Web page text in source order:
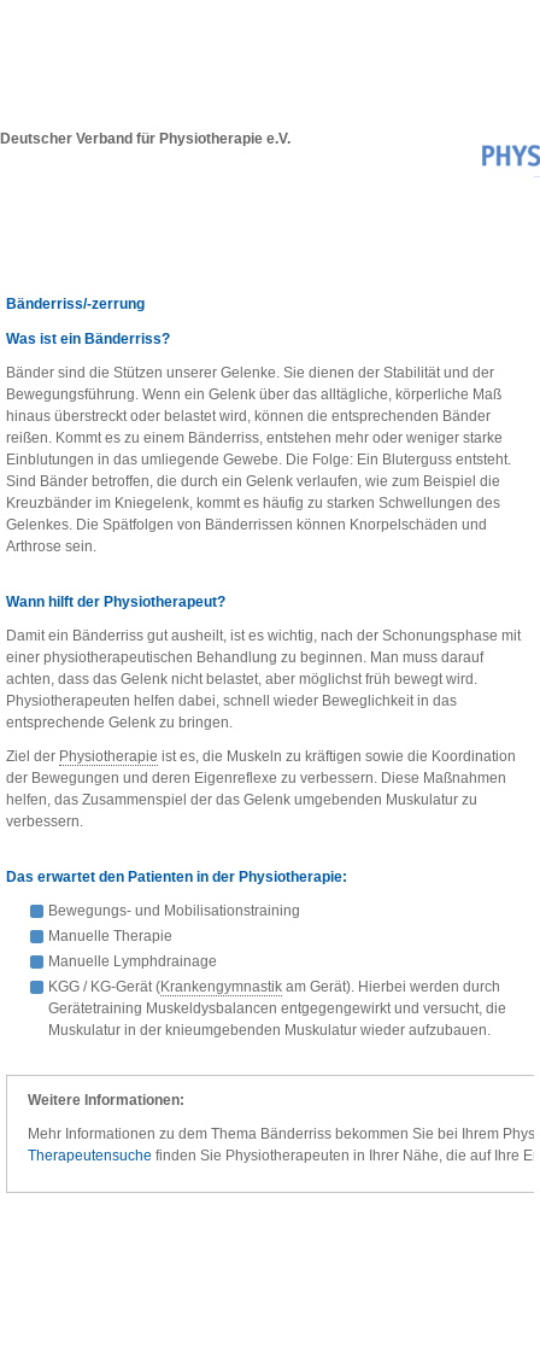
Deutscher Verband für Physiotherapie e.V.
Bänderriss/-zerrung
Was ist ein Bänderriss?
Bänder sind die Stützen unserer Gelenke. Sie dienen der Stabilität und der
Bewegungsführung. Wenn ein Gelenk über das alltägliche, körperliche Maß
hinaus überstreckt oder belastet wird, können die entsprechenden Bänder
reißen. Kommt es zu einem Bänderriss, entstehen mehr oder weniger starke
Einblutungen in das umliegende Gewebe. Die Folge: Ein Bluterguss entsteht.
Sind Bänder betroffen, die durch ein Gelenk verlaufen, wie zum Beispiel die
Kreuzbänder im Kniegelenk, kommt es häufig zu starken Schwellungen des
Gelenkes. Die Spätfolgen von Bänderrissen können Knorpelschäden und
Arthrose sein.
Wann hilft der Physiotherapeut?
Damit ein Bänderriss gut ausheilt, ist es wichtig, nach der Schonungsphase mit
einer physiotherapeutischen Behandlung zu beginnen. Man muss darauf
achten, dass das Gelenk nicht belastet, aber möglichst früh bewegt wird.
Physiotherapeuten helfen dabei, schnell wieder Beweglichkeit in das
entsprechende Gelenk zu bringen.
Ziel der Physiotherapie ist es, die Muskeln zu kräftigen sowie die Koordination
der Bewegungen und deren Eigenreflexe zu verbessern. Diese Maßnahmen
helfen, das Zusammenspiel der das Gelenk umgebenden Muskulatur zu
verbessern.
Das erwartet den Patienten in der Physiotherapie:
Bewegungs- und Mobilisationstraining
Manuelle Therapie
Manuelle Lymphdrainage
KGG / KG-Gerät (Krankengymnastik am Gerät). Hierbei werden durch
Gerätetraining Muskeldysbalancen entgegengewirkt und versucht, die
Muskulatur in der knieumgebenden Muskulatur wieder aufzubauen.
Weitere Informationen:
Mehr Informationen zu dem Thema Bänderriss bekommen Sie bei Ihrem
Therapeutensuche finden Sie Physiotherapeuten in Ihrer Nähe, die auf Ihre